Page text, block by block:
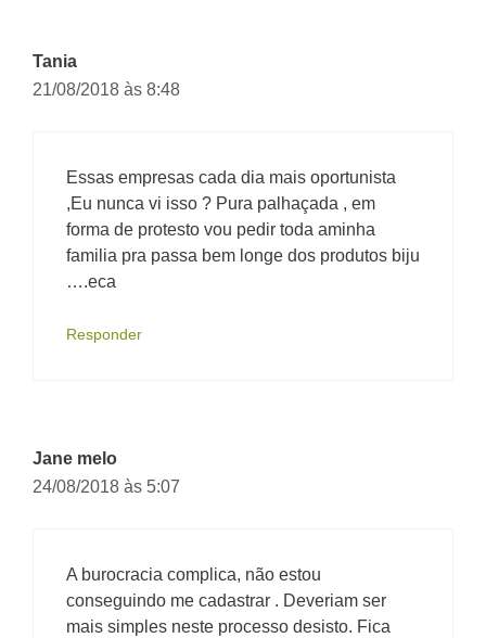
Tania
21/08/2018 às 8:48
Essas empresas cada dia mais oportunista
,Eu nunca vi isso ? Pura palhaçada , em
forma de protesto vou pedir toda aminha
familia pra passa bem longe dos produtos biju
….eca
Responder
Jane melo
24/08/2018 às 5:07
A burocracia complica, não estou
conseguindo me cadastrar . Deveriam ser
mais simples neste processo desisto. Fica